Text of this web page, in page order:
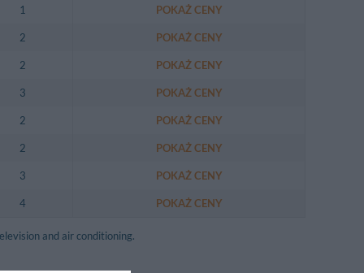
1 POKAŻ CENY
2 POKAŻ CENY
2 POKAŻ CENY
3 POKAŻ CENY
2 POKAŻ CENY
2 POKAŻ CENY
3 POKAŻ CENY
4 POKAŻ CENY
and air conditioning.